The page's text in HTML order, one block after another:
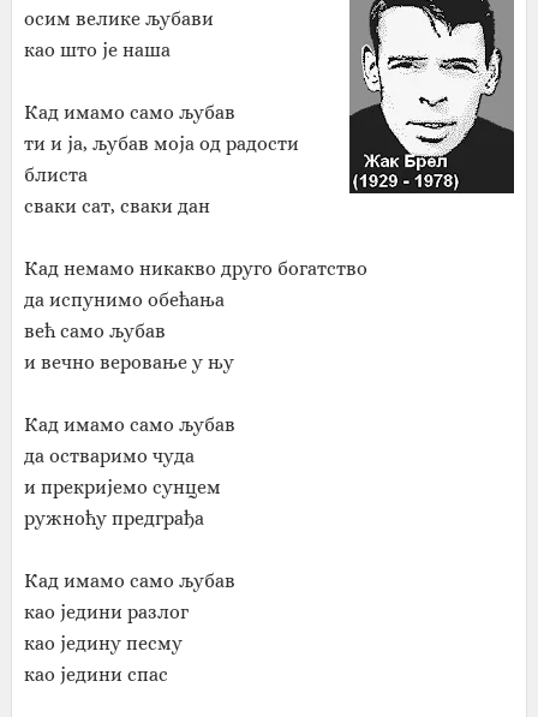
осим велике љубави
као што је наша
Кад имамо само љубав
ти и ја, љубав моја од радости
блиста
сваки сат, сваки дан
Кад немамо никакво друго богатство
да испунимо обећања
већ само љубав
и вечно веровање у њу
Кад имамо само љубав
да остваримо чуда
и прекријемо сунцем
ружноћу предграђа
Кад имамо само љубав
као једини разлог
као једину песму
као једини спас